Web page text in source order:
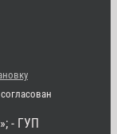
- ГУП